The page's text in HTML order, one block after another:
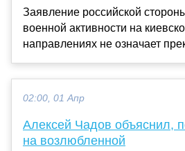
Заявление российской
военной активности на
направлениях не означает
02:00, 01 Апр
Алексей Чадов объяснил,
на возлюбленной